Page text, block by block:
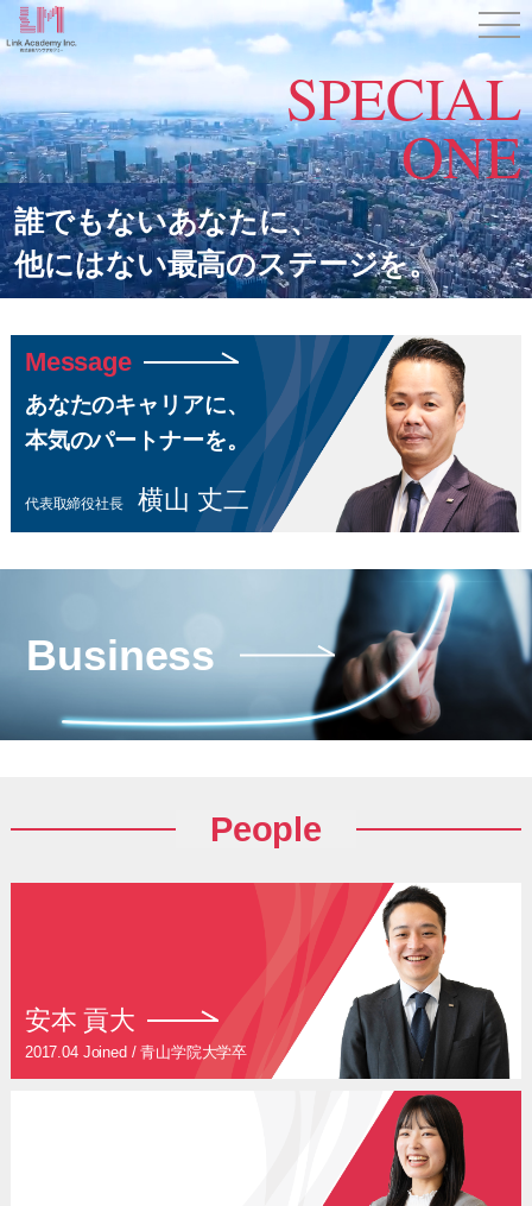
SPECIAL
ONE
誰でもないあなたに、
他にはない最高のステージを。
Message
あなたのキャリアに、
本気のパートナーを。
代表取締役社長 横山 丈二
Business
People
安本 貢大
2017.04 Joined / 青山学院大学卒